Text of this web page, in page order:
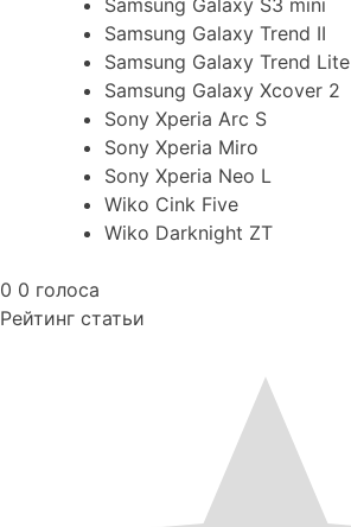
Samsung Galaxy S3 mini
Samsung Galaxy Trend II
Samsung Galaxy Trend Lite
Samsung Galaxy Xcover 2
Sony Xperia Arc S
Sony Xperia Miro
Sony Xperia Neo L
Wiko Cink Five
Wiko Darknight ZT
0 0 голоса
Рейтинг статьи